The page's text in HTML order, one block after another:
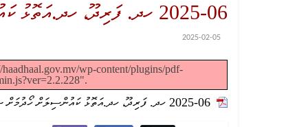
2025-06 ހދ. ފަރިދޫ، ހދ.އަތޮޅު ކައުންސިލަށް ހޯދުމަށް ސަރުކާރަށް ހުށަހެޅުން
2025-02-05
wp-content/plugins/pdf-
2025-06 ހދ. ފަރިދޫ، ހދ.އަތޮޅު ކައުންސިލަށް ހޯދުމަށް ސަރުކާރަށް ހުށަހެޅުން